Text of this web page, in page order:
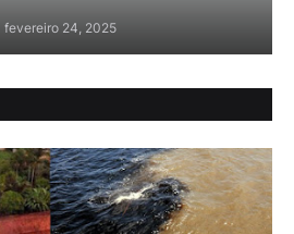
fevereiro 24, 2025